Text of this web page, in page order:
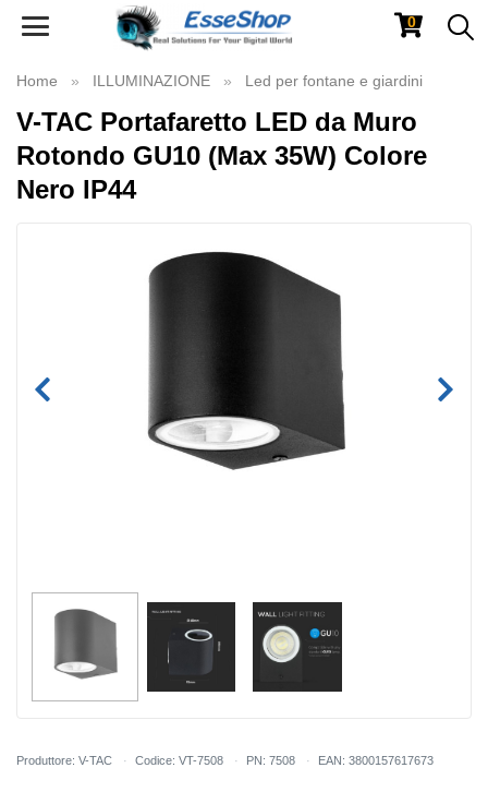
Toggle
0
Home ILLUMINAZIONE Led per fontane e giardini
V-TAC Portafaretto LED da Muro
Rotondo GU10 (Max 35W) Colore
Nero IP44
Produttore: V-TAC Codice: VT-7508 PN: 7508 EAN: 3800157617673